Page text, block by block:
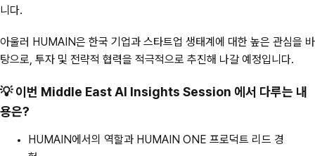
니다.
아울러 HUMAIN은 한국 기업과 스타트업 생태계에 대한 높은 관심을 바
탕으로, 투자 및 전략적 협력을 적극적으로 추진해 나갈 예정입니다.
💡 이번 Middle East AI Insights Session 에서 다루는 내
용은?
HUMAIN에서의 역할과 HUMAIN ONE 프로덕트 리드 경